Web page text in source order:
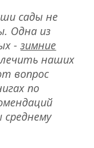
сады не
Одна из
-зимние
наших
вопрос
по